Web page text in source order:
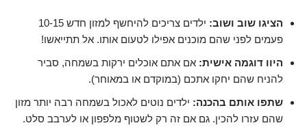
הציגו שוב ושוב:
ילדים צריכים להיחשף למזון חדש 10-15
פעמים לפני שהם מוכנים אפילו לטעום אותו. אל תתייאשו!
היוו דוגמה אישית: אם אתם אוכלים ירקות בשמחה, סביר
להניח שהם יחקו אתכם (במוקדם או במאוחר).
שתפו אותם בהכנה: ילדים נוטים לאכול בשמחה רבה יותר מזון
שהם עזרו להכין. גם אם זה רק לשטוף מלפפון או לערבב סלט.